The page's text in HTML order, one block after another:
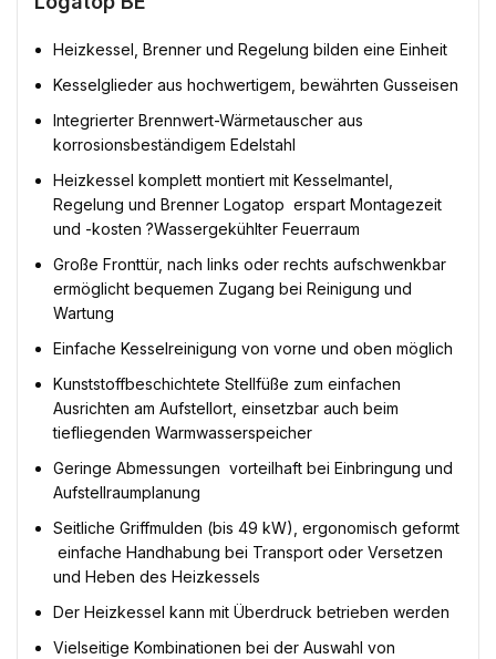
Heizkessel, Brenner und Regelung bilden eine Einheit
Kesselglieder aus hochwertigem, bewährten Gusseisen
Integrierter Brennwert-Wärmetauscher aus
korrosionsbeständigem Edelstahl
Heizkessel komplett montiert mit Kesselmantel,
Regelung und Brenner Logatop  erspart Montagezeit
und -kosten ?Wassergekühlter Feuerraum
Große Fronttür, nach links oder rechts aufschwenkbar 
ermöglicht bequemen Zugang bei Reinigung und
Wartung
Einfache Kesselreinigung von vorne und oben möglich
Kunststoffbeschichtete Stellfüße zum einfachen
Ausrichten am Aufstellort, einsetzbar auch beim
tiefliegenden Warmwasserspeicher
Geringe Abmessungen  vorteilhaft bei Einbringung und
Aufstellraumplanung
Seitliche Griffmulden (bis 49 kW), ergonomisch geformt
 einfache Handhabung bei Transport oder Versetzen
und Heben des Heizkessels
Der Heizkessel kann mit Überdruck betrieben werden
Vielseitige Kombinationen bei der Auswahl von